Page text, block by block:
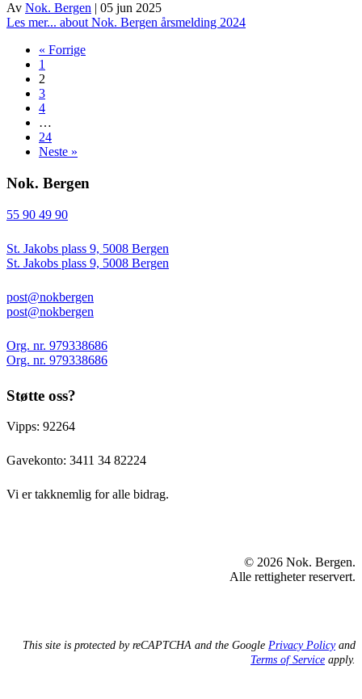
Av Nok. Bergen | 05 jun 2025
Les mer... about Nok. Bergen årsmelding 2024
« Forrige
1
2
3
4
…
24
Neste »
Nok. Bergen
55 90 49 90
St. Jakobs plass 9, 5008 Bergen
St. Jakobs plass 9, 5008 Bergen
post@nokbergen
post@nokbergen
Org. nr. 979338686
Org. nr. 979338686
Støtte oss?
Vipps: 92264
Gavekonto: 3411 34 82224
Vi er takknemlig for alle bidrag.
© 2026 Nok. Bergen.
Alle rettigheter reservert.
This site is protected by reCAPTCHA and the Google Privacy Policyand
Terms of Service apply.